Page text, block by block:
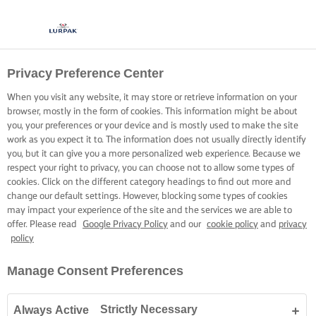
רוטב חמאה לבנה חלק
כמשי
הפכו רוטב פשוט לליווי המושלם לדג, בעזרת קצת חמאה.
אספו את כל הרכיבים והתחילו.
מיומנויות בישול, טיפים וטריקים דגים הטריק לרוטב
Privacy Preference Center
When you visit any website, it may store or retrieve information on your
browser, mostly in the form of cookies. This information might be about
you, your preferences or your device and is mostly used to make the site
work as you expect it to. The information does not usually directly identify
you, but it can give you a more personalized web experience. Because we
respect your right to privacy, you can choose not to allow some types of
cookies. Click on the different category headings to find out more and
change our default settings. However, blocking some types of cookies
may impact your experience of the site and the services we are able to
offer. Please read
Google Privacy Policy and our cookie policy and privacy
policy
Manage Consent Preferences
Strictly Necessary
Always Active